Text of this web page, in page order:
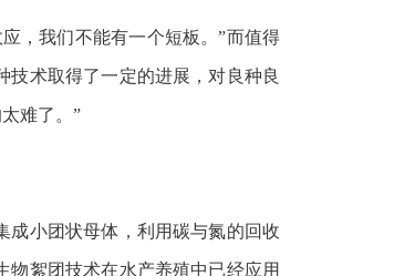
，我们不能有一个短板。”而值得
术取得了一定的进展，对良种良
难了。”
成小团状母体，利用碳与氮的回收
絮团技术在水产养殖中已经应用